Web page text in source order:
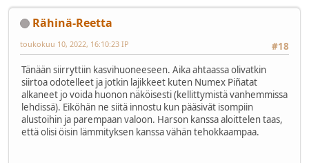
Rähinä-Reetta
#18
toukokuu 10, 2022, 16:10:23 IP
Tänään siirryttiin kasvihuoneeseen. Aika ahtaassa olivatkin
siirtoa odotelleet ja jotkin lajikkeet kuten Numex Piñatat
alkaneet jo voida huonon näköisesti (kellittymistä vanhemmissa
lehdissä). Eiköhän ne siitä innostu kun pääsivät isompiin
alustoihin ja parempaan valoon. Harson kanssa aloittelen taas,
että olisi öisin lämmityksen kanssa vähän tehokkaampaa.